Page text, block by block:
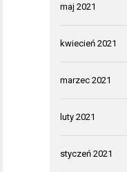
maj 2021
kwiecień 2021
marzec 2021
luty 2021
styczeń 2021